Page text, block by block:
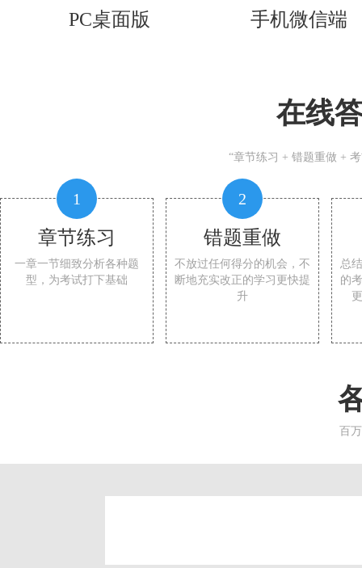
PC桌面版 手机微信端
在线
“章节练习 + 错题重做 +
1
章节练习
一章一节细致分析各种题
型，为考试打下基础
2
错题重做
不放过任何得分的机会，不
断地充实改正的学习更快提
升
总
的
百